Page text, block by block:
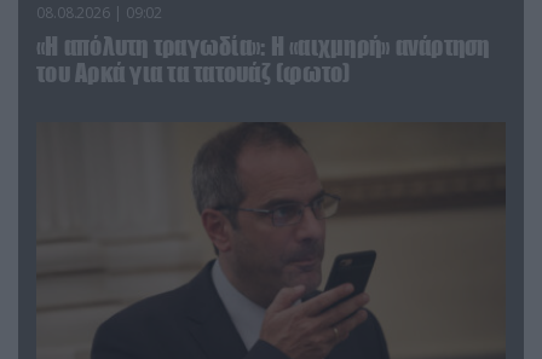
08.08.2026 | 09:02
«Η απόλυτη τραγωδία»: Η «αιχμηρή» ανάρτηση
του Αρκά για τα τατουάζ (φωτο)